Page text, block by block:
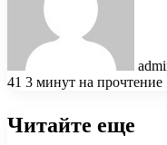
41 3 минут на прочтение
Читайте еще